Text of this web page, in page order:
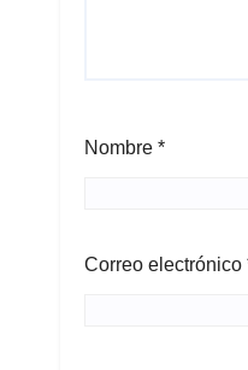
Nombre *
Correo electrónico